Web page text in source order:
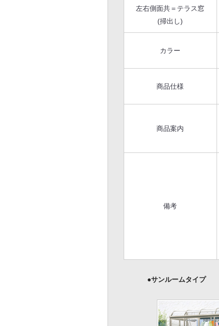
左右側面共＝テラス窓
(掃出し)
カラー
商品仕様
商品案内
備考
●サンルームタイプ